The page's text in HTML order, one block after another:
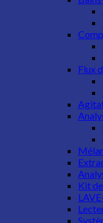
Flux
Kit